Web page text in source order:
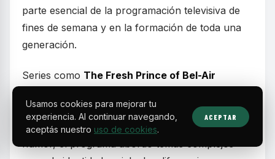
parte esencial de la programación televisiva de
fines de semana y en la formación de toda una
generación.
Series como The Fresh Prince of Bel-Air
que, tras meterse en problemas, se muda con
sus parientes adinerados en Bel-Air. Más allá del
Usamos cookies para mejorar tu
experiencia. Al continuar navegando,
aceptás nuestro uso de cookies.
ACEPTAR